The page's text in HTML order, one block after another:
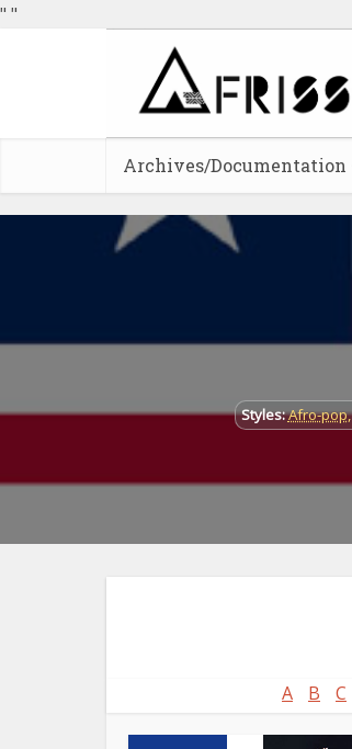
" "
Archives/Documentation
Styles:Afro-pop,
A B C